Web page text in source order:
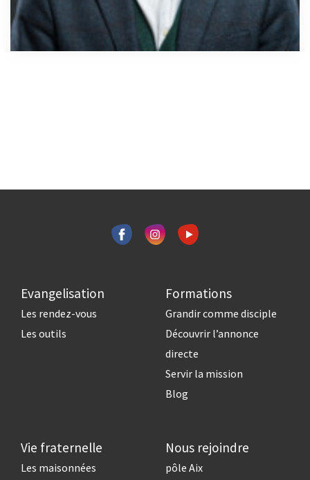
Evangelisation
Les rendez-vous
Les outils
Formations
Grandir comme disciple
Découvrir l’annonce
directe
Servir la mission
Blog
Vie fraternelle
Les maisonnées
Nous rejoindre
pôle Aix